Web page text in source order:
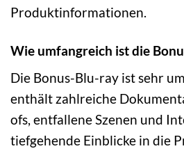
Produktinformationen.
Wie umfangreich ist die
Die Bonus-Blu-ray ist sehr
enthält zahlreiche
ofs, entfallene Szenen und
tiefgehende Einblicke in die